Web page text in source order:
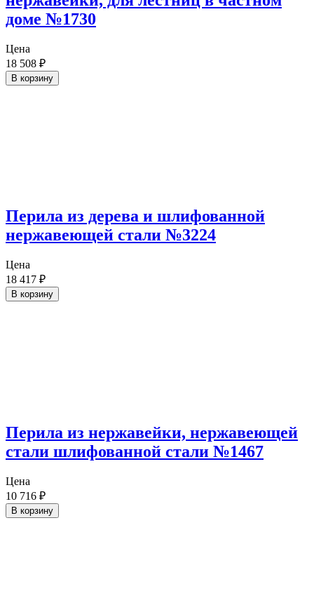
доме №1730
Цена
18 508 ₽
В корзину
Перила из дерева и шлифованной
нержавеющей стали №3224
Цена
18 417 ₽
В корзину
Перила из нержавейки, нержавеющей
стали шлифованной стали №1467
Цена
10 716 ₽
В корзину